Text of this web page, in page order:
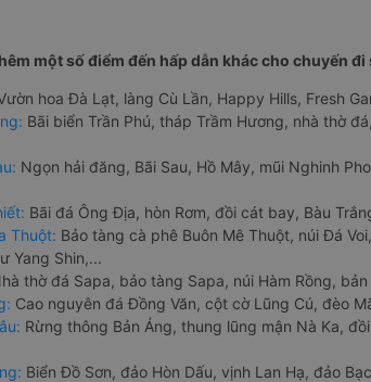
một số điểm đến hấp dẫn khác cho chuyến đi
hoa Đà Lạt, làng Cù Lần, Happy Hills, Fresh
Bãi biển Trần Phú, tháp Trầm Hương, nhà thờ
Ngọn hải đăng, Bãi Sau, Hồ Mây, mũi Nghinh
Bãi đá Ông Địa, hòn Rơm, đồi cát bay, Bàu
Thuột: Bảo tàng cà phê Buôn Mê Thuột, núi Đá
Yang Shin,...
thờ đá Sapa, bảo tàng Sapa, núi Hàm Rồng,
Cao nguyên đá Đồng Văn, cột cờ Lũng Cú, đèo
Rừng thông Bản Áng, thung lũng mận Nà Ka,
Biển Đồ Sơn, đảo Hòn Dấu, vịnh Lan Hạ, đảo